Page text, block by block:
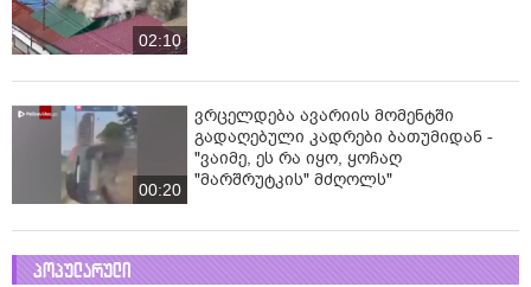
02:10
00:20
ვრცელდება ავარიის მომენტში
გადაღებული კადრები ბათუმიდან -
"ვაიმე, ეს რა იყო, ყოჩაღ
"მარშრუტკის" მძღოლს"
პოპულარული